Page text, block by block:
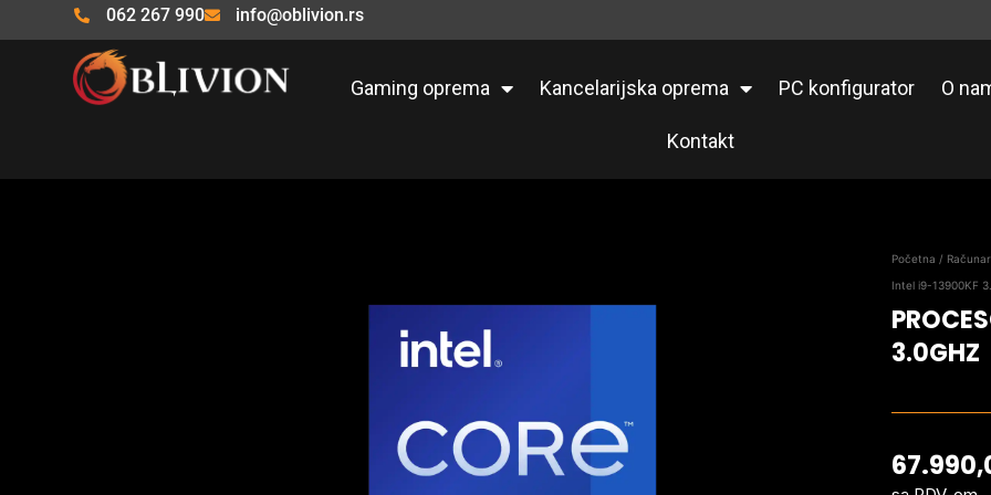
na
062 267 990 info@oblivion.rs
Gaming oprema Kancelarijska oprema PC konfigurator O
Kontakt
Početna /
Intel i9-13900KF
3.0GHZ